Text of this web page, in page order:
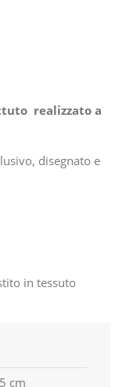
realizzato a
disegnato e
in tessuto
cm